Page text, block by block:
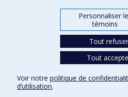
Conditions d’utilisation
Personnaliser
témoins
Tout refuser
Tout
Voir notre politique de
d’utilisation.